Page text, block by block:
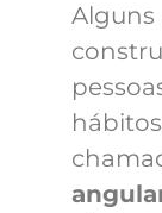
Alguns